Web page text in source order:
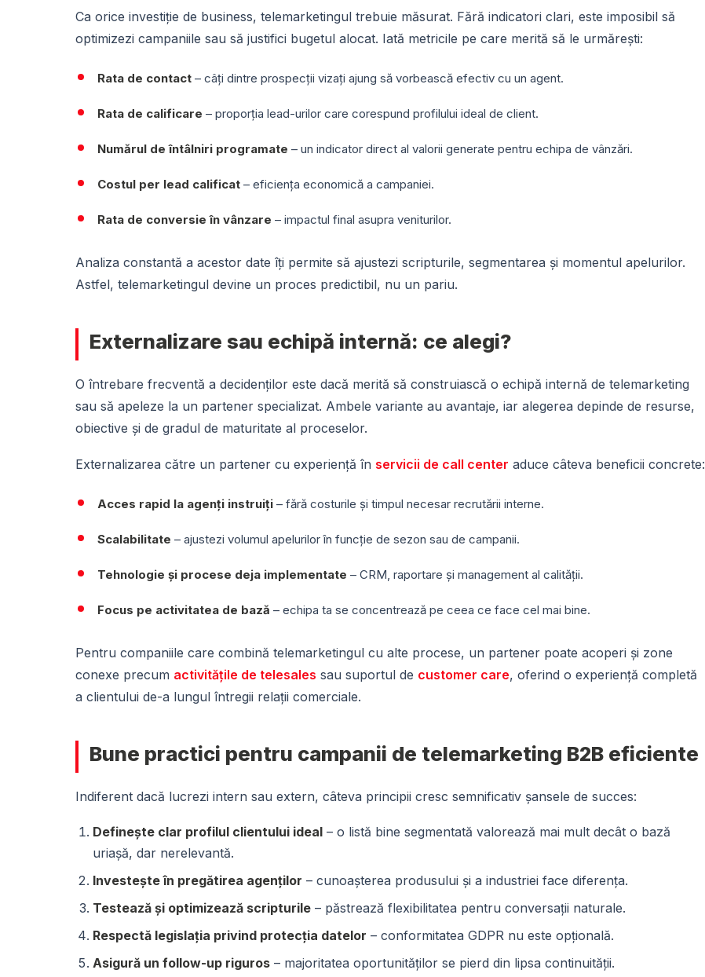
Ca orice investiție de business, telemarketingul trebuie măsurat. Fără indicatori clari, este imposibil să
optimizezi campaniile sau să justifici bugetul alocat. Iată metricile pe care merită să le urmărești:
Rata de contact – câți dintre prospecții vizați ajung să vorbească efectiv cu un agent.
Rata de calificare – proporția lead-urilor care corespund profilului ideal de client.
Numărul de întâlniri programate – un indicator direct al valorii generate pentru echipa de vânzări.
Costul per lead calificat – eficiența economică a campaniei.
Rata de conversie în vânzare – impactul final asupra veniturilor.
Analiza constantă a acestor date îți permite să ajustezi scripturile, segmentarea și momentul apelurilor.
Astfel, telemarketingul devine un proces predictibil, nu un pariu.
Externalizare sau echipă internă: ce alegi?
O întrebare frecventă a decidenților este dacă merită să construiască o echipă internă de telemarketing
sau să apeleze la un partener specializat. Ambele variante au avantaje, iar alegerea depinde de resurse,
obiective și de gradul de maturitate al proceselor.
Externalizarea către un partener cu experiență în servicii de call center aduce câteva beneficii concrete:
Acces rapid la agenți instruiți – fără costurile și timpul necesar recrutării interne.
Scalabilitate – ajustezi volumul apelurilor în funcție de sezon sau de campanii.
Tehnologie și procese deja implementate – CRM, raportare și management al calității.
Focus pe activitatea de bază – echipa ta se concentrează pe ceea ce face cel mai bine.
Pentru companiile care combină telemarketingul cu alte procese, un partener poate acoperi și zone
conexe precum activitățile de telesales sau suportul de customer care, oferind o experiență completă
a clientului de-a lungul întregii relații comerciale.
Bune practici pentru campanii de telemarketing B2B eficiente
Indiferent dacă lucrezi intern sau extern, câteva principii cresc semnificativ șansele de succes:
Definește clar profilul clientului ideal – o listă bine segmentată valorează mai mult decât o bază
uriașă, dar nerelevantă.
Investește în pregătirea agenților – cunoașterea produsului și a industriei face diferența.
Testează și optimizează scripturile – păstrează flexibilitatea pentru conversații naturale.
Respectă legislația privind protecția datelor – conformitatea GDPR nu este opțională.
Asigură un follow-up riguros – majoritatea oportunităților se pierd din lipsa continuității.